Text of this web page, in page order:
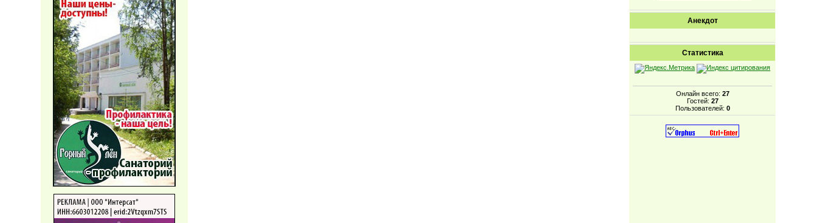
Анекдот
Статистика
Онлайн всего: 27
Гостей: 27
Пользователей: 0